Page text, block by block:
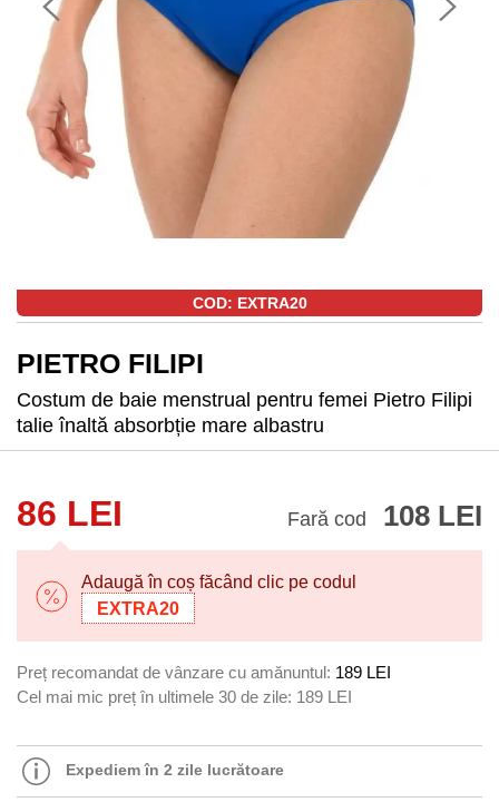
COD: EXTRA20
PIETRO FILIPI
Costum de baie menstrual pentru femei Pietro Filipi
talie înaltă absorbție mare albastru
86 LEI Fară cod 108 LEI
Adaugă în coș făcând clic pe codul
EXTRA20
Preț recomandat de vânzare cu amănuntul: 189 LEI
Cel mai mic preț în ultimele 30 de zile: 189 LEI
Expediem în 2 zile lucrătoare